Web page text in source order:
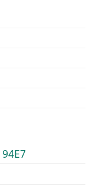
94E7